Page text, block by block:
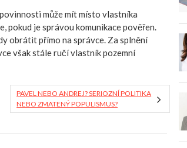
může mít místo vlastníka
pokud je správou komunikace pověřen.
obrátit přímo na správce. Za splnění
však stále ručí vlastník pozemní
PAVEL NEBO ANDREJ? SERIOZNÍ POLITIKA
NEBO ZMATENÝ POPULISMUS?